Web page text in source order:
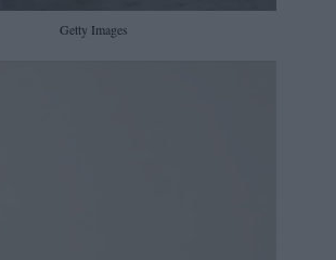
Getty Images